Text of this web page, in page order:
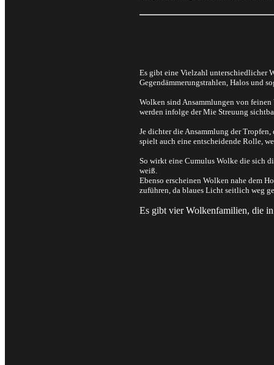
Es gibt eine Vielzahl unterschiedlicher
Gegendämmerungstrahlen, Halos und
Wolken sind Ansammlungen von
werden infolge der Mie Streuung
Je dichter die Ansammlung der
spielt auch eine entscheidende Rolle,
So wirkt eine Cumulus Wolke die sich
weiß.
Ebenso erscheinen Wolken nahe dem
zuführen, da blaues Licht seitlich weg
Es gibt vier Wolkenfamilien, die